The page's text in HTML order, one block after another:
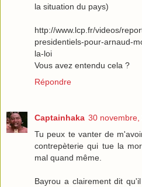
la situation du pays)
http://www.lcp.fr/videos/
presidentiels-pour-arnaud-
la-loi
Vous avez entendu cela ?
Répondre
Captainhaka 30 novembre,
Tu peux te vanter de
contrepèterie qui tue la
mal quand même.
Bayrou a clairement dit